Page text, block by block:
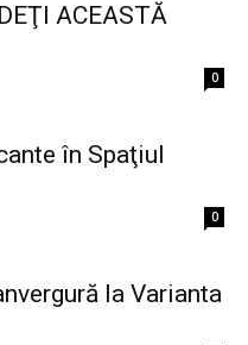
ACEASTĂ
0
în Spaţiul
0
la Varianta